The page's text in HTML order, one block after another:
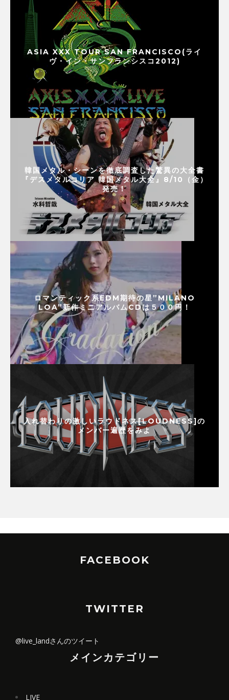
ASIA XXX TOUR SAN FRANCISCO(ライ
ヴ・イン・サンフランシスコ2012)
韓国メタル・シーンを徹底調査した驚異の大全書
『デスメタルコリア 韓国メタル大全』8/10（金）
発売！
ロマンティック系EDM期待の星”MILANO
LOA”新作ミニアルバムCDは５００円！
入れ替わりの激しいラウドネス[LOUDNESS]の
メンバー遍歴をみよ
FACEBOOK
TWITTER
@live_landさんのツイート
メインカテゴリー
LIVE